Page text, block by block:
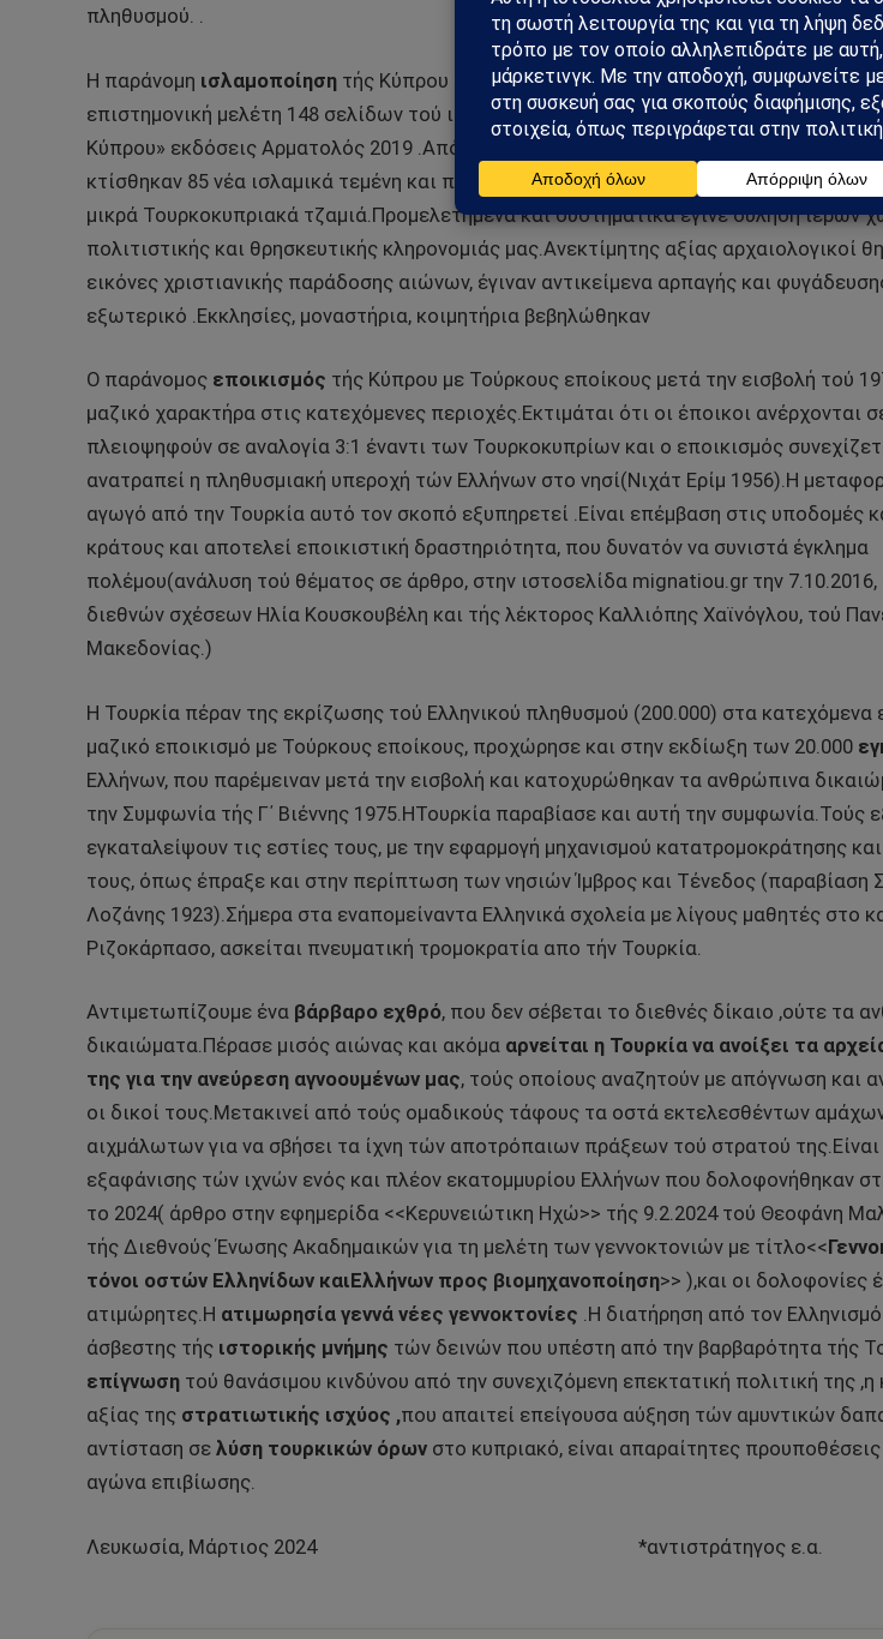
πληθυσμού. .
Η παράνομη ισλαμοποίηση τής Κύπρου έλαβε τρομακτικές διαστάσεις όπως
επιστημονική μελέτη 148 σελίδων τού ιστορικού Πέτρου Σαββίδη«Η Ισλαμοποίηση
Κύπρου» εκδόσεις Αρματολός 2019 .Από το 1974 μέχρι το 2019 ισλαμοποιήθηκαν 74
κτίσθηκαν 85 νέα ισλαμικά τεμένη και προστέθηκαν Οθωμανικού – Τουρκικού τύπου
μικρά Τουρκοκυπριακά τζαμιά.Προμελετημένα και συστηματικά έγινε σύληση ιερών
πολιτιστικής και θρησκευτικής κληρονομιάς μας.Ανεκτίμητης αξίας αρχαιολογικοί
εικόνες χριστιανικής παράδοσης αιώνων, έγιναν αντικείμενα αρπαγής και
εξωτερικό .Εκκλησίες, μοναστήρια, κοιμητήρια βεβηλώθηκαν
Ο παράνομος εποικισμός τής Κύπρου με Τούρκους εποίκους μετά την εισβολή τού
μαζικό χαρακτήρα στις κατεχόμενες περιοχές.Εκτιμάται ότι οι έποικοι ανέρχονται
πλειοψηφούν σε αναλογία 3:1 έναντι των Τουρκοκυπρίων και ο εποικισμός
ανατραπεί η πληθυσμιακή υπεροχή τών Ελλήνων στο νησί(Νιχάτ Ερίμ 1956).Η
αγωγό από την Τουρκία αυτό τον σκοπό εξυπηρετεί .Είναι επέμβαση στις υποδομές
κράτους και αποτελεί εποικιστική δραστηριότητα, που δυνατόν να συνιστά έγκλημα
πολέμου(ανάλυση τού θέματος σε άρθρο, στην ιστοσελίδα mignatiou.grτην
διεθνών σχέσεων Ηλία Κουσκουβέλη και τής λέκτορος Καλλιόπης Χαϊνόγλου, τού
Μακεδονίας.)
Η Τουρκία πέραν της εκρίζωσης τού Ελληνικού πληθυσμού (200.000) στα κατεχόμενα
μαζικό εποικισμό με Τούρκους εποίκους, προχώρησε και στην εκδίωξη των 20.000
Ελλήνων, που παρέμειναν μετά την εισβολή και κατοχυρώθηκαν τα ανθρώπινα
την Συμφωνία τής Γ΄ Βιέννης 1975.ΗΤουρκία παραβίασε και αυτή την συμφωνία.Τούς
εγκαταλείψουν τις εστίες τους, με την εφαρμογή μηχανισμού κατατρομοκράτησης
τους, όπως έπραξε και στην περίπτωση των νησιών Ίμβρος και Τένεδος (παραβίαση
Λοζάνης 1923).Σήμερα στα εναπομείναντα Ελληνικά σχολεία με λίγους μαθητές στο
Ριζοκάρπασο, ασκείται πνευματική τρομοκρατία απο τήν Τουρκία.
Αντιμετωπίζουμε ένα βάρβαρο εχθρό, που δεν σέβεται το διεθνές δίκαιο ,ούτε τα
δικαιώματα.Πέρασε μισός αιώνας και ακόμα αρνείται η Τουρκία να ανοίξει τα
της για την ανεύρεση αγνοουμένων μας, τούς οποίους αναζητούν με απόγνωση και
οι δικοί τους.Μετακινεί από τούς ομαδικούς τάφους τα οστά εκτελεσθέντων
αιχμάλωτων για να σβήσει τα ίχνη τών αποτρόπαιων πράξεων τού στρατού
εξαφάνισης τών ιχνών ενός και πλέον εκατομμυρίου Ελλήνων που δολοφονήθηκαν
το 2024( άρθρο στην εφημερίδα <<Κερυνειώτικη Ηχώ>> τής 9.2.2024 τού Θεοφάνη
τής Διεθνούς Ένωσης Ακαδημαικών για τη μελέτη των γεννοκτονιών με τίτλο<<
τόνοι οστών Ελληνίδων καιΕλλήνων προς βιομηχανοποίηση>> ),και οι δολοφονίες
ατιμώρητες.Η ατιμωρησία γεννά νέες γεννοκτονίες .Η διατήρηση από τον
άσβεστης τής ιστορικής μνήμης τών δεινών που υπέστη από την βαρβαρότητα τής
επίγνωση τού θανάσιμου κινδύνου από την συνεχιζόμενη επεκτατική πολιτική της
αξίας της στρατιωτικής ισχύος ,που απαιτεί επείγουσα αύξηση τών αμυντικών
αντίσταση σε λύση τουρκικών όρων στο κυπριακό, είναι απαραίτητες
αγώνα επιβίωσης.
Λευκωσία, Μάρτιος 2024 *αντιστράτηγος ε.α.